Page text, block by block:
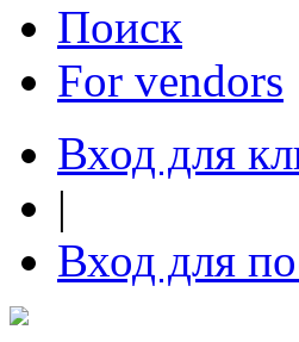
Поиск
For vendors
Вход для
|
Вход для